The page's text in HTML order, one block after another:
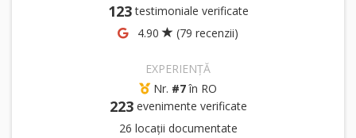
123 testimoniale verificate
4.90
(79 recenzii)
EXPERIENȚĂ
Nr. #7în RO
223 evenimente verificate
26 locații documentate